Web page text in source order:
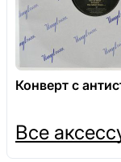
Конверт с
Все